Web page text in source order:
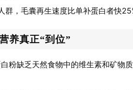
，毛囊再生速度比单补蛋白者快
养真正“到位”
粉缺乏天然食物中的维生素和矿物